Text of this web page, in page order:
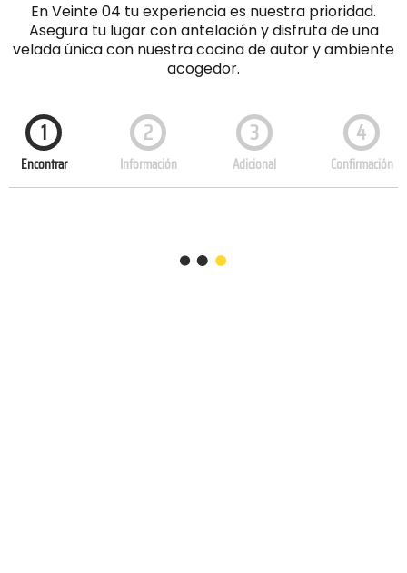
En Veinte 04 tu experiencia es nuestra prioridad.
Asegura tu lugar con antelación y disfruta de una
velada única con nuestra cocina de autor y ambiente
acogedor.